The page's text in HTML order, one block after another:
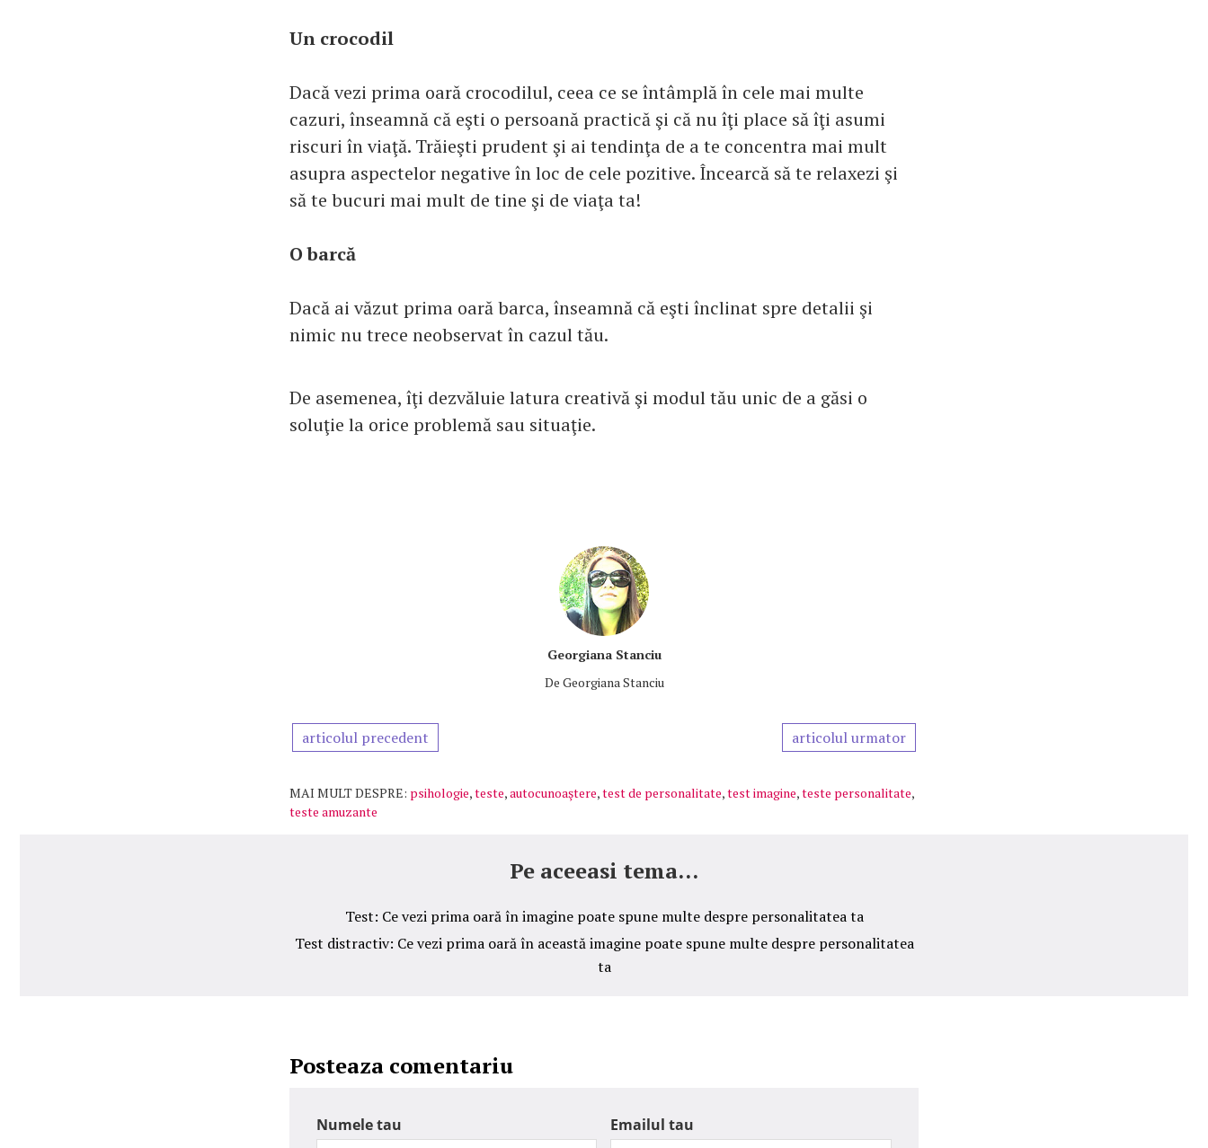
Un crocodil
Dacă vezi prima oară crocodilul, ceea ce se întâmplă în cele mai multe
cazuri, înseamnă că eşti o persoană practică şi că nu îţi place să îţi asumi
riscuri în viaţă. Trăieşti prudent şi ai tendinţa de a te concentra mai mult
asupra aspectelor negative în loc de cele pozitive. Încearcă să te relaxezi şi
să te bucuri mai mult de tine şi de viaţa ta!
O barcă
Dacă ai văzut prima oară barca, înseamnă că eşti înclinat spre detalii şi
nimic nu trece neobservat în cazul tău.
De asemenea, îţi dezvăluie latura creativă şi modul tău unic de a găsi o
soluţie la orice problemă sau situaţie.
Georgiana Stanciu
De Georgiana Stanciu
articolul precedent articolul urmator
MAI MULT DESPRE: psihologie,teste,autocunoaştere,test de personalitate,test imagine,teste personalitate,
teste amuzante
Pe aceeasi tema...
Test: Ce vezi prima oară în imagine poate spune multe despre personalitatea ta
Test distractiv: Ce vezi prima oară în această imagine poate spune multe despre personalitatea
ta
Posteaza comentariu
Numele tau Emailul tau